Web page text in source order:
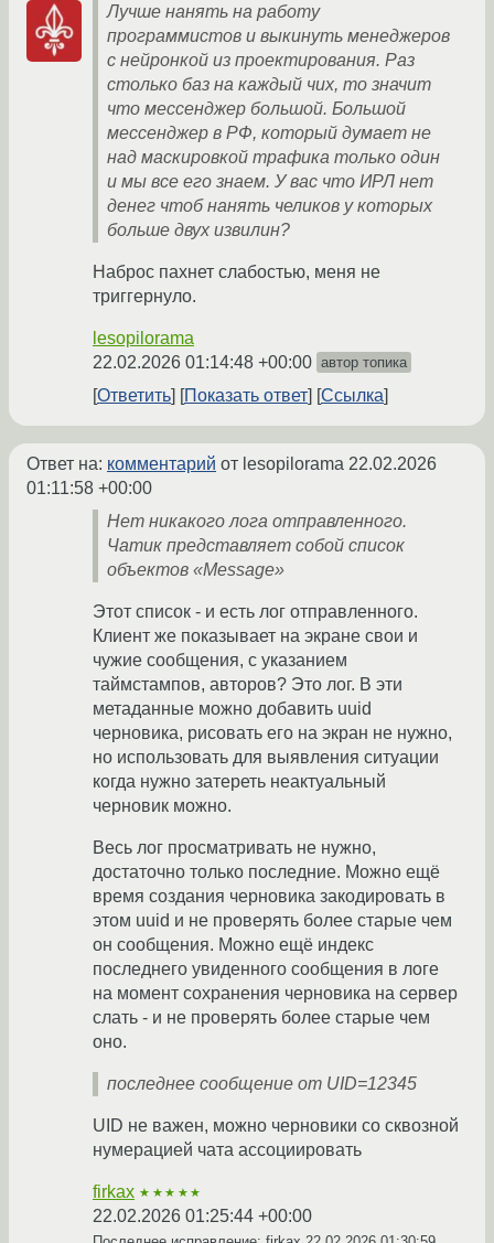
Лучше нанять на работу
программистов и выкинуть менеджеров
с нейронкой из проектирования. Раз
столько баз на каждый чих, то значит
что мессенджер большой. Большой
мессенджер в РФ, который думает не
над маскировкой трафика только один
и мы все его знаем. У вас что ИРЛ нет
денег чтоб нанять челиков у которых
больше двух извилин?
Наброс пахнет слабостью, меня не
триггернуло.
lesopilorama
22.02.2026 01:14:48 +00:00 автор топика
Ответить Показать ответ Ссылка
Ответ на: комментарий от lesopilorama 22.02.2026
01:11:58 +00:00
Нет никакого лога отправленного.
Чатик представляет собой список
объектов «Message»
Этот список - и есть лог отправленного.
Клиент же показывает на экране свои и
чужие сообщения, с указанием
таймстампов, авторов? Это лог. В эти
метаданные можно добавить uuid
черновика, рисовать его на экран не нужно,
но использовать для выявления ситуации
когда нужно затереть неактуальный
черновик можно.
Весь лог просматривать не нужно,
достаточно только последние. Можно ещё
время создания черновика закодировать в
этом uuid и не проверять более старые чем
он сообщения. Можно ещё индекс
последнего увиденного сообщения в логе
на момент сохранения черновика на сервер
слать - и не проверять более старые чем
оно.
последнее сообщение от UID=12345
UID не важен, можно черновики со сквозной
нумерацией чата ассоциировать
firkax ★★★★★
22.02.2026 01:25:44 +00:00